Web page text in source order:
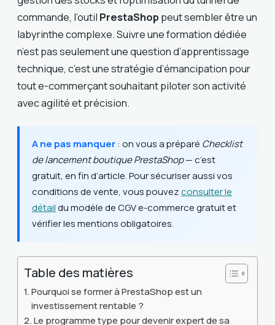
commande, l’outil PrestaShop peut sembler être un
labyrinthe complexe. Suivre une formation dédiée
n’est pas seulement une question d’apprentissage
technique, c’est une stratégie d’émancipation pour
tout e-commerçant souhaitant piloter son activité
avec agilité et précision.
A ne pas manquer: on vous a préparé Checklist
de lancement boutique PrestaShop— c’est
gratuit, en fin d’article. Pour sécuriser aussi vos
conditions de vente, vous pouvezconsulter le
détaildu modèle de CGV e-commerce gratuit et
vérifier les mentions obligatoires.
Table des matières
Pourquoi se former à PrestaShop est un
investissement rentable ?
Le programme type pour devenir expert de sa